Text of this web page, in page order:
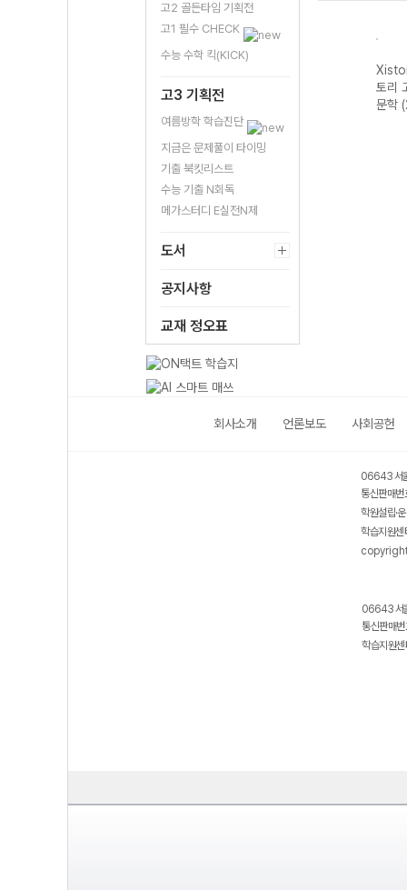
고2 골든타임 기획전
고1 필수 CHECK
수능 수학 킥(KICK)
고3 기획전
여름방학 학습진단
지금은 문제풀이 타이밍
기출 북킷리스트
수능 기출 N회독
메가스터디 E실전N제
도서
공지사항
교재 정오표
토리 고난도 영어
독해 (2026년용)
토리
문학
회사소개 언론보도 사회공헌
06643 서
통신판매
학원설립·
학습지원
06643 서
통신판매
학습지원